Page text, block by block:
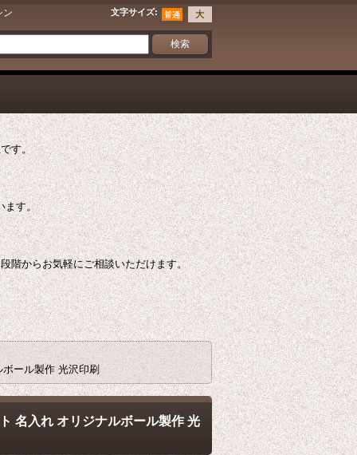
ン 文字サイズ:
す。
ます。
階からお気軽にご相談いただけます。
ール製作 光沢印刷
名入れ オリジナルボール製作 光